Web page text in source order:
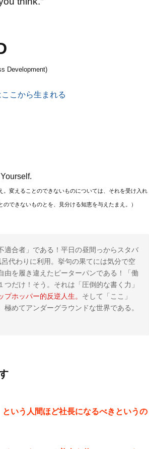
Development)
こから生まれる
。変えることのできないものについては、それを受け入れ
できないものとを、見分ける知恵を与えたまえ。）
適合者」である！平日の昼間っからスタバ
代わりに利用。挙句の果てには気分で空
を履き違えたピーターパンである！「働
だけ！そう。それは「圧倒的な書く力」
ホッパー的反逆人生。 そして「ここ」
めてアンダーグラウンドな世界である。
いう人間ほど社長になるべきというの